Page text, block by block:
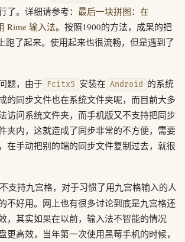
了。详细请参考： 最后一块拼图：在
Rime 输入法。按照1900的方法，成果的把
跑了起来。使用起来也很流畅，但是遇到了
题，由于 Fcitx5 安装在 Android
的系统
的同步文件也在系统文件夹呢，而目前大多
访问系统文件夹，而手机版又不支持把同步
夹内，这就造成了同步非常的不方便，需要
在手动把别的端的同步文件复制过去，就很
不支持九宫格，对于习惯了用九宫格输入的人
不好用。网上也有很多讨论到底是九宫格还
，其实如果在以前，输入法不智能的情况
更高效，当年第一次使用黑莓手机的时候，